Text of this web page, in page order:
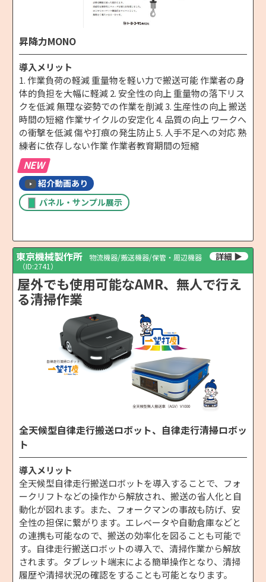
昇降力MONO
導入メリット
1. 作業負荷の軽減 重量物を軽い力で搬送可能 作業者の身
体的負担を大幅に軽減 2. 安全性の向上 重量物の落下リス
クを低減 無理な姿勢での作業を削減 3. 生産性の向上 搬送
時間の短縮 作業サイクルの安定化 4. 品質の向上 ワークへ
の衝撃を低減 傷や打痕の発生防止 5. 人手不足への対応 熟
練者に依存しない作業 作業者教育期間の短縮
NEW
紹介動画あり
パネル・サンプル展示
東京機械製作所
物流機器/搬送機器/保管・周辺機器
（ID:2741）
屋外でも使用可能なAMR、無人で行え
る清掃作業
全天候型自律走行搬送ロボット、自律走行清掃ロボッ
ト
導入メリット
全天候型自律走行搬送ロボットを導入することで、フォ
ークリフトなどの操作から解放され、搬送の省人化と自
動化が図れます。また、フォークマンの事故も防げ、安
全性の担保に繋がります。エレベータや自動倉庫などと
の連携も可能なので、搬送の効率化を図ることも可能で
す。自律走行搬送ロボットの導入で、清掃作業から解放
されます。タブレット端末による簡単操作となり、清掃
履歴や清掃状況の確認をすることも可能となります。